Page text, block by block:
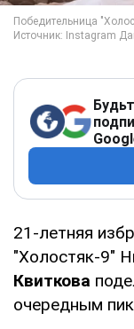
21-летняя
"Холостяк-9"
Квиткова
очередным